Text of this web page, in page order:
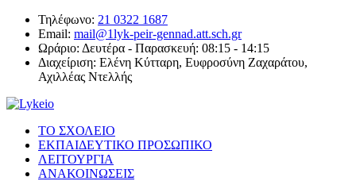
Τηλέφωνο: 21 0322 1687
Email: mail@1lyk-peir-gennad.att.sch.gr
Ωράριο: Δευτέρα - Παρασκευή: 08:15 - 14:15
Διαχείριση: Ελένη Κύτταρη, Ευφροσύνη Ζαχαράτου,
Αχιλλέας Ντελλής
ΤΟ ΣΧΟΛΕΙΟ
ΕΚΠΑΙΔΕΥΤΙΚΟ ΠΡΟΣΩΠΙΚΟ
ΛΕΙΤΟΥΡΓΙΑ
ΑΝΑΚΟΙΝΩΣΕΙΣ